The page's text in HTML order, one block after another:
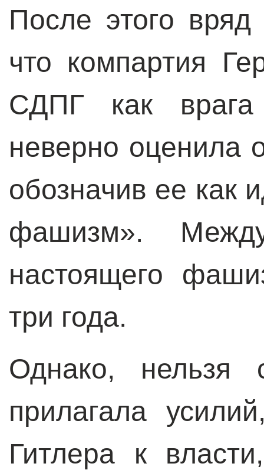
После этого
что компартия
СДПГ как врага
неверно оценила
обозначив ее как
фашизм».
настоящего
три года.
Однако, нельзя
прилагала
Гитлера к